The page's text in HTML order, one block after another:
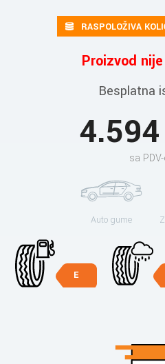
RASPOLOŽIVA
Proizvod
Besplatna
sa
Auto gume
E